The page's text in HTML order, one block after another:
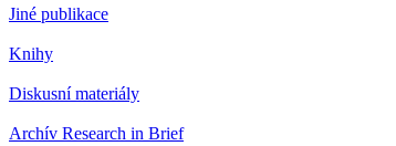
Jiné publikace
Knihy
Diskusní materiály
Archív Research in Brief